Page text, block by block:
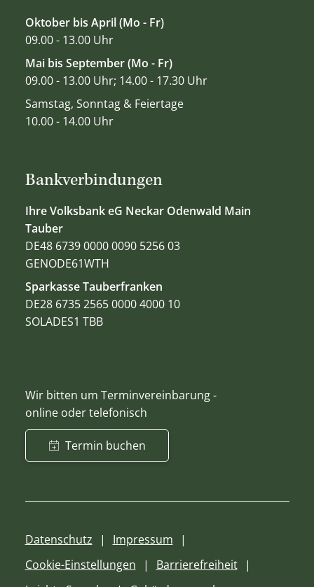
Bankverbindungen
Ihre Volksbank eG Neckar Odenwald Main
Tauber
DE48 6739 0000 0090 5256 03
GENODE61WTH
Sparkasse Tauberfranken
DE28 6735 2565 0000 4000 10
SOLADES1 TBB
Wir bitten um Terminvereinbarung -
online oder telefonisch
Termin buchen
Oktober bis April (Mo - Fr)
09.00 - 13.00 Uhr
Mai bis September (Mo - Fr)
09.00 - 13.00 Uhr; 14.00 - 17.30 Uhr
Samstag, Sonntag & Feiertage
10.00 - 14.00 Uhr
Datenschutz
Impressum
Cookie-Einstellungen
Barrierefreiheit